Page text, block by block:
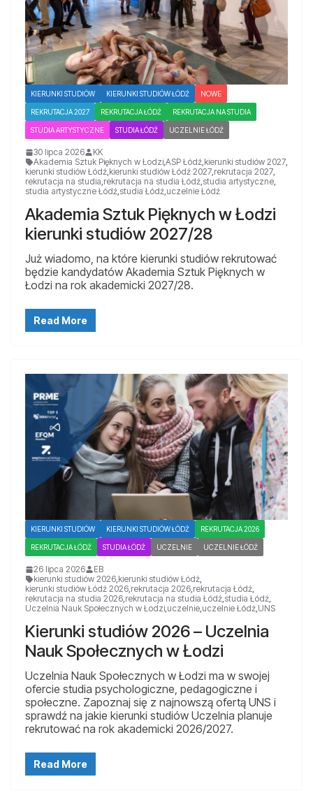
KIERUNKI STUDIÓW KIERUNKI STUDIÓW ŁÓDŹ NOWE
REKRUTACJA 2027 REKRUTACJA ŁÓDŹ REKRUTACJA NA STUDIA
STUDIA ARTYSTYCZNE STUDIA ŁÓDŹ UCZELNIE ŁÓDŹ
30 lipca 2026
KK
Akademia Sztuk Pięknych w Łodzi ASP Łódź kierunki studiów 2027
kierunki studiów Łódź kierunki studiów Łódź 2027 rekrutacja 2027
rekrutacja na studia rekrutacja na studia Łódź studia artystyczne
studia artystyczne Łódź studia Łódź uczelnie Łódź
Akademia Sztuk Pięknych w Łodzi
kierunki studiów 2027/28
Już wiadomo, na które kierunki studiów rekrutować
będzie kandydatów Akademia Sztuk Pięknych w
Łodzi na rok akademicki 2027/28.
Read More
KIERUNKI STUDIÓW KIERUNKI STUDIÓW ŁÓDŹ REKRUTACJA 2026
REKRUTACJA ŁÓDŹ STUDIA ŁÓDŹ UCZELNIE UCZELNIE ŁÓDŹ
26 lipca 2026
EB
kierunki studiów 2026 kierunki studiów Łódź
kierunki studiów Łódź 2026 rekrutacja 2026 rekrutacja Łódź
rekrutacja na studia 2026 rekrutacja na studia Łódź studia Łódź
Uczelnia Nauk Społecznych w Łodzi uczelnie uczelnie Łódź UNS
Kierunki studiów 2026 – Uczelnia
Nauk Społecznych w Łodzi
Uczelnia Nauk Społecznych w Łodzi ma w swojej
ofercie studia psychologiczne, pedagogiczne i
społeczne. Zapoznaj się z najnowszą ofertą UNS i
sprawdź na jakie kierunki studiów Uczelnia planuje
rekrutować na rok akademicki 2026/2027.
Read More